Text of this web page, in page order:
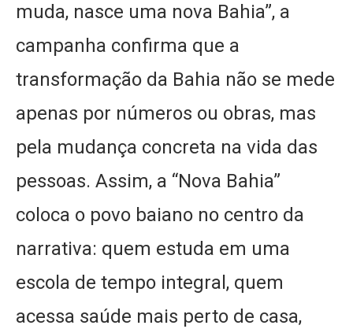
muda, nasce uma nova Bahia”, a
campanha confirma que a
transformação da Bahia não se mede
apenas por números ou obras, mas
pela mudança concreta na vida das
pessoas. Assim, a “Nova Bahia”
coloca o povo baiano no centro da
narrativa: quem estuda em uma
escola de tempo integral, quem
acessa saúde mais perto de casa,